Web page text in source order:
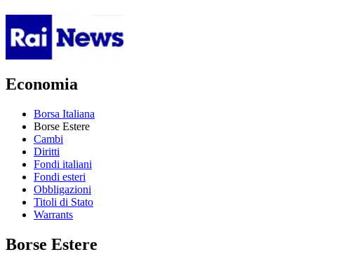
Economia
Borsa Italiana
Borse Estere
Cambi
Diritti
Fondi italiani
Fondi esteri
Obbligazioni
Titoli di Stato
Warrants
Borse Estere